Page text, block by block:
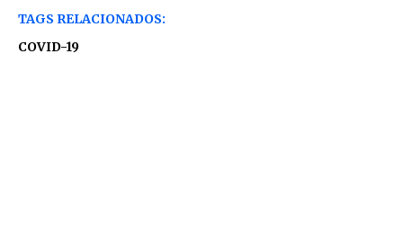
TAGS RELACIONADOS:
COVID-19